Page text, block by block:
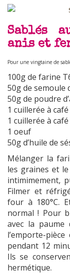
Sablés
anis et
Pour une vingtaine de
100g de farine
50g de semoule
50g de poudre
1 cuillerée à
1 cuillerée à
1 oeuf
50g d’huile de
Mélanger la
les graines et
intimimement,
Filmer et
four à 180°C.
normal ! Pour
avec la paume
l’emporte-
pendant 12
Ils se
hermétique.